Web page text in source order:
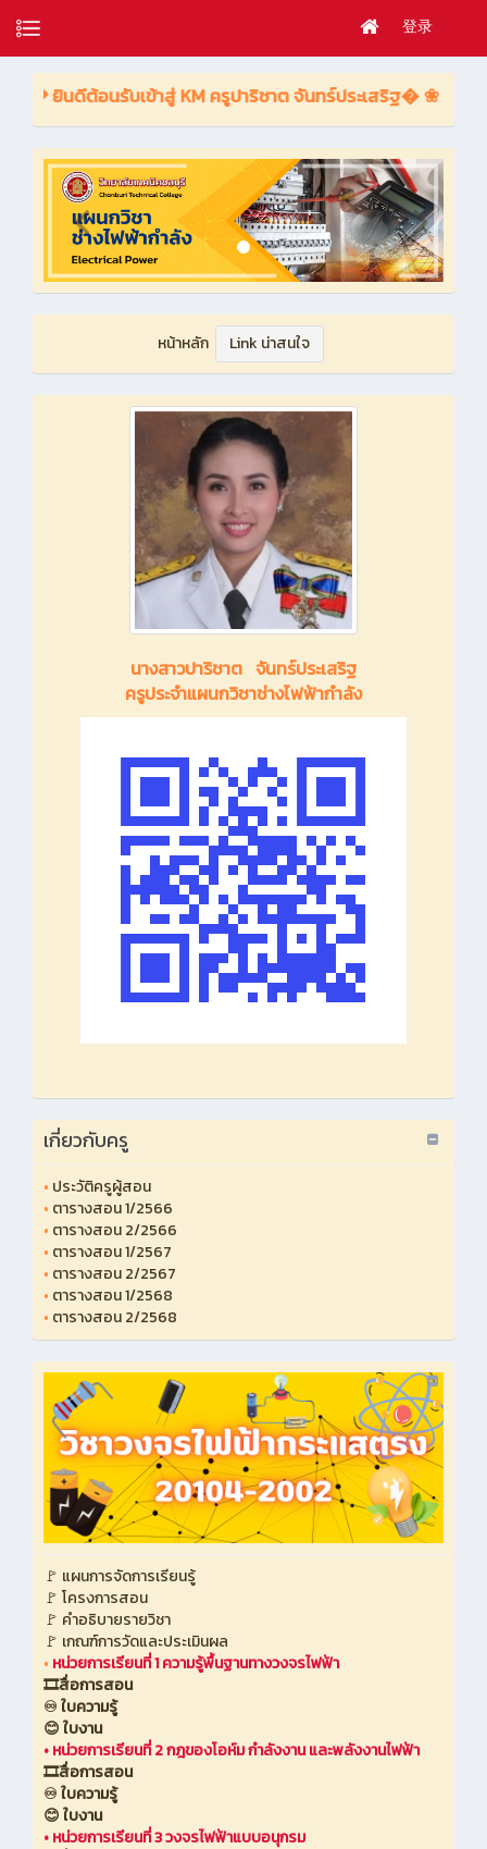
登录
สู่ KM ครูปาริชาต จันทร์ประเสริฐ� ❀
หน้าหลัก Link น่าสนใจ
นางสาวปาริชาต จันทร์ประเสริฐ
ครูประจำแผนกวิชาช่างไฟฟ้ากำลัง
เกี่ยวกับครู
• ประวัติครูผู้สอน
• ตารางสอน 1/2566
• ตารางสอน 2/2566
• ตารางสอน 1/2567
• ตารางสอน 2/2567
• ตารางสอน 1/2568
• ตารางสอน 2/2568
🚩 แผนการจัดการเรียนรู้
🚩 โครงการสอน
🚩 คำอธิบายรายวิชา
🚩 เกณฑ์การวัดและประเมินผล
• หน่วยการเรียนที่ 1 ความรู้พื้นฐานทางวงจรไฟฟ้า
🎞️สื่อการสอน
♾️ ใบความรู้
😊 ใบงาน
•หน่วยการเรียนที่ 2 กฎของโอห์ม กำลังงาน และพลังงานไฟฟ้า
🎞️สื่อการสอน
♾️ ใบความรู้
😊 ใบงาน
•หน่วยการเรียนที่ 3 วงจรไฟฟ้าแบบอนุกรม